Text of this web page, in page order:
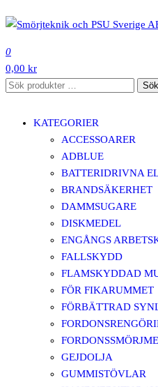
till
innehåll
0
0,00 kr
Sök
Sök
KATEGORIER
ACCESSOARER
ADBLUE
BATTERIDRIVNA
BRANDSÄKERHET
DAMMSUGARE
DISKMEDEL
ENGÅNGS
FALLSKYDD
FLAMSKYDDAD
FÖR FIKARUMMET
FÖRBÄTTRAD
GEJDOLJA
GUMMISTÖVLAR